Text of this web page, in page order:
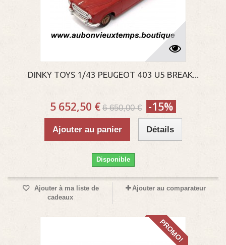
DINKY TOYS 1/43 PEUGEOT 403 U5 BREAK...
5 652,50 € 6 650,00 € -15%
Ajouter au panier Détails
Disponible
Ajouter à ma liste de
cadeaux
Ajouter au comparateur
PROMO!